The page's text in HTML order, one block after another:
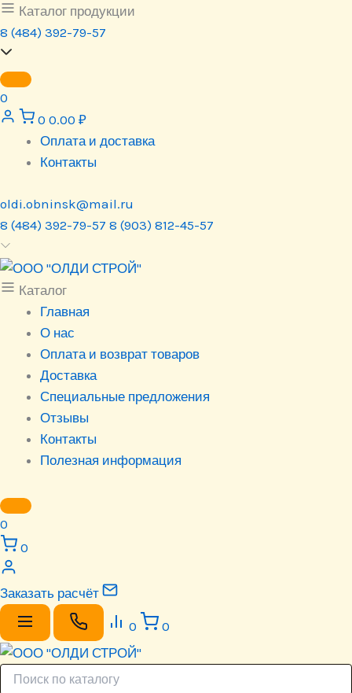
Перейти
к
содержимому
Каталог продукции
8 (484) 392-79-57
0
0 0.00 ₽
Оплата и доставка
Контакты
oldi.obninsk@mail.ru
8 (484) 392-79-57 8 (903) 812-45-57
Каталог
Главная
О нас
Оплата и возврат товаров
Доставка
Специальные предложения
Отзывы
Контакты
Полезная информация
0
0
Заказать расчёт
0 0